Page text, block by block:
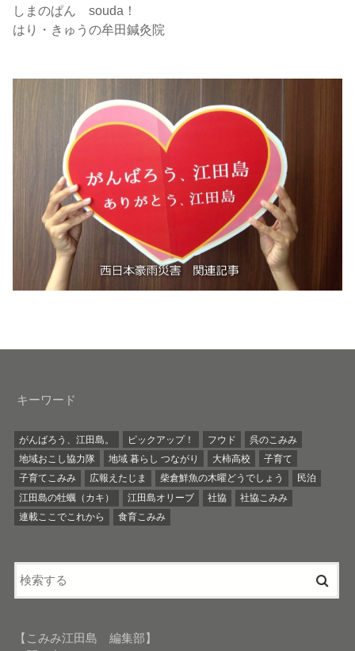
しまのぱん souda！
はり・きゅうの牟田鍼灸院
キーワード
がんばろう、江田島。 ピックアップ！ フウド
呉のこみみ
地域おこし協力隊
地域 暮らし つながり 大柿高校
子育て
子育てこみみ
広報えたじま 柴倉鮮魚の木曜どうでしょう
民泊
江田島の牡蠣（カキ）
江田島オリーブ 社協
社協こみみ
連載ここでこれから
食育こみみ
【こみみ江田島 編集部】